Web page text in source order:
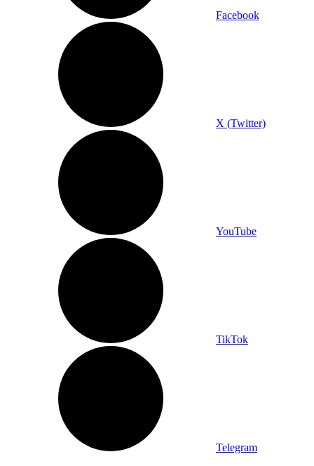
Facebook
X (Twitter)
YouTube
TikTok
Telegram